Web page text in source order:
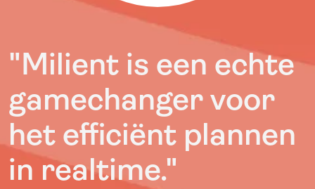
"Milient is een echte
gamechanger voor
het efficiënt plannen
in realtime."